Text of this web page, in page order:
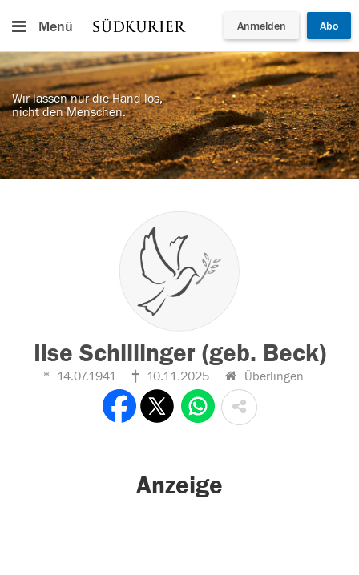
Menü Anmelden Abo
Wir lassen nur die Hand los,
nicht den Menschen.
Ilse Schillinger (geb. Beck)
14.07.1941 10.11.2025 Überlingen
Anzeige